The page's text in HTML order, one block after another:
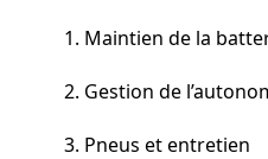
1. Maintien de la
2. Gestion de
3. Pneus et entretien